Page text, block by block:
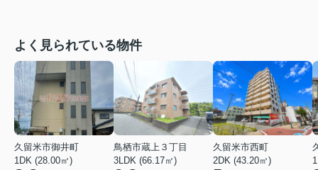
よく見られている物件
久留米市御井町
1DK (28.00㎡)
鳥栖市蔵上３丁目
3LDK (66.17㎡)
久留米市西町
2DK (43.20㎡)